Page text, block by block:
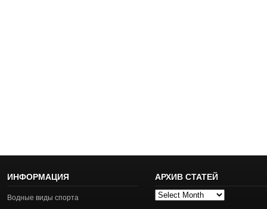
ИНФОРМАЦИЯ
Водные виды спорта
АРХИВ СТАТЕЙ
Архив